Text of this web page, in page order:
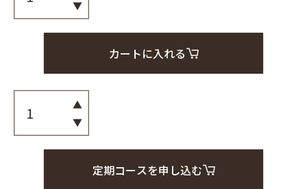
カートに入れる
定期コースを申し込む